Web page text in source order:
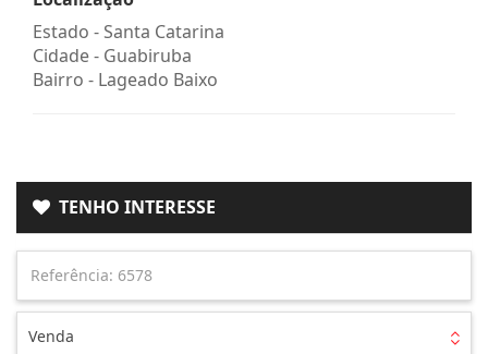
Estado -Santa Catarina
Cidade - Guabiruba
Bairro - Lageado Baixo
TENHO INTERESSE
Venda